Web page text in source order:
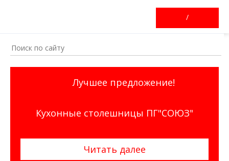
/
Лучшее предложение!
Кухонные столешницы ПГ"СОЮЗ"
Читать далее